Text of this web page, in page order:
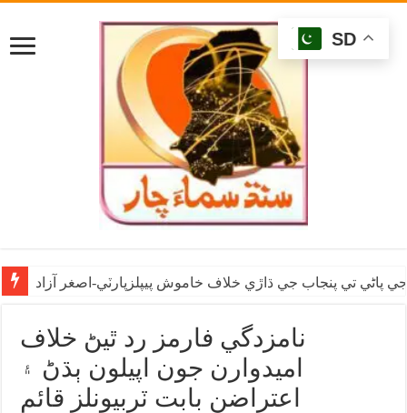
پاڻي تي پنجاب جي ڌاڙي خلاف خاموش پيپلزپارٽي-اصغر آزاد
نامزدگي فارمز رد ٿيڻ خلاف
اميدوارن جون اپيلون ٻڌڻ ۽
اعتراضن بابت ٽربيونلز قائم
SD